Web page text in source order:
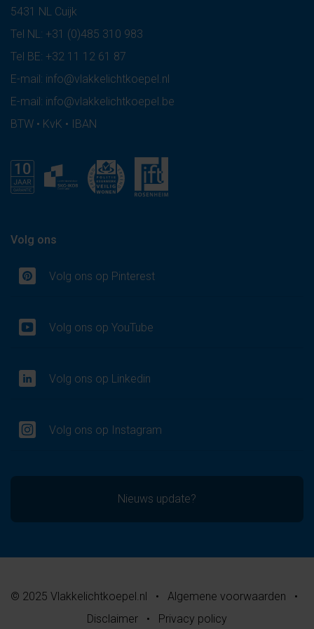
5431 NL Cuijk
Tel NL: +31 (0)485 310 983
Tel BE: +32 11 12 61 87
E-mail: info@vlakkelichtkoepel.nl
E-mail: info@vlakkelichtkoepel.be
BTW • KvK • IBAN
Volg ons
Volg ons op Pinterest
Volg ons op YouTube
Volg ons op Linkedin
Volg ons op Instagram
Nieuws update?
© 2025 Vlakkelichtkoepel.nl • Algemene voorwaarden
•
Disclaimer
• Privacy policy